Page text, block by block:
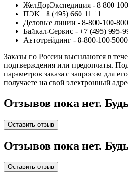
ЖелДорЭкспедиция - 8 800
ПЭК - 8 (495) 660-11-11
Деловые линии - 8-800-100-
Байкал-Сервис - +7 (495) 995-
Автотрейдинг - 8-800-100-5000
Заказы по России высылаются в
подтверждения или предоплаты.
параметров заказа с запросом для
получаете на свой электронный
Отзывов пока нет.
Оставить отзыв
Отзывов пока нет.
Оставить отзыв